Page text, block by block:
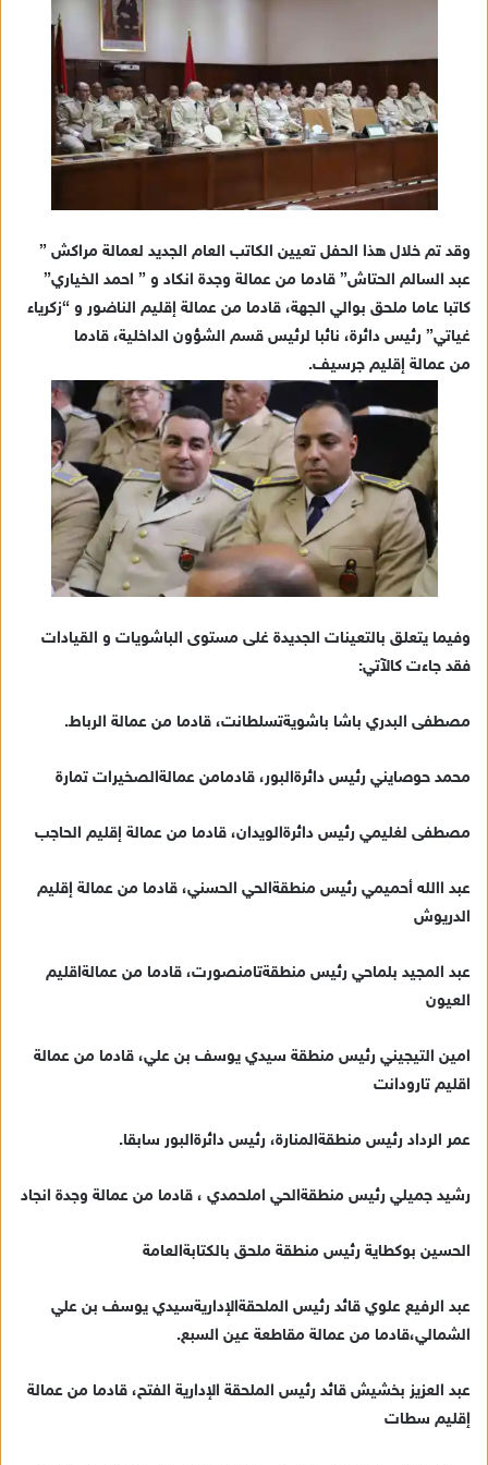
إ
ت
و
ي
ا
وقد تم خلال هذا الحفل تعيين الكاتب العام الجديد لعمالة مراكش ”
عبد السالم الحتاش” قادما من عمالة وجدة انكاد و ” احمد الخياري”
كاتبا عاما ملحق بوالي الجهة، قادما من عمالة إقليم الناضور و “زكرياء
غياتي” رئيس دائرة، نائبا لرئيس قسم الشؤون الداخلية، قادما
من عمالة إقليم جرسيف.
وفيما يتعلق بالتعينات الجديدة غلى مستوى الباشويات و القيادات
فقد جاءت كالآتي:
مصطفى البدري باشا باشويةتسلطانت، قادما من عمالة الرباط.
محمد حوصايني رئيس دائرةالبور، قادمامن عمالةالصخيرات تمارة
مصطفى لغليمي رئيس دائرةالويدان، قادما من عمالة إقليم الحاجب
عبد االله أحميمي رئيس منطقةالحي الحسني، قادما من عمالة إقليم
الدريوش
عبد المجيد بلماحي رئيس منطقةتامنصورت، قادما من عمالةاقليم
العيون
امين التيجيني رئيس منطقة سيدي يوسف بن علي، قادما من عمالة
اقليم تارودانت
عمر الرداد رئيس منطقةالمنارة، رئيس دائرةالبور سابقا.
رشيد جميلي رئيس منطقةالحي املحمدي ، قادما من عمالة وجدة انجاد
الحسين بوكطاية رئيس منطقة ملحق بالكتابةالعامة
عبد الرفيع علوي قائد رئيس الملحقةالإداريةسيدي يوسف بن علي
الشمالي،قادما من عمالة مقاطعة عين السبع.
عبد العزيز بخشيش قائد رئيس الملحقة الإدارية الفتح، قادما من عمالة
إقليم سطات